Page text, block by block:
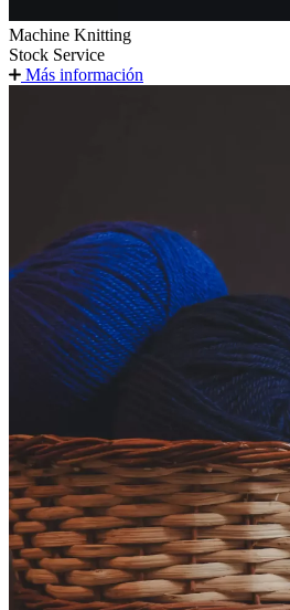
Machine Knitting
Stock Service
Más información